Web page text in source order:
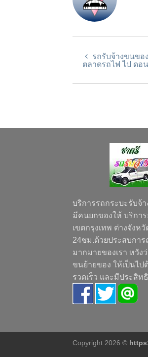
รถรับจ้างขนขอ
ตลาดรถไฟ ไป ดอ
บริการรถกระบะรับจ้
มีคนยกของให้ บริกา
เขตกรุงเทพ ต่างจังห
24ชม.ด้วยประสบกา
มากมายของเรา หวัง
ขนย้ายของ ให้เป็นไป
รวดเร็ว และมีประสิท
Copyright 2026 ©